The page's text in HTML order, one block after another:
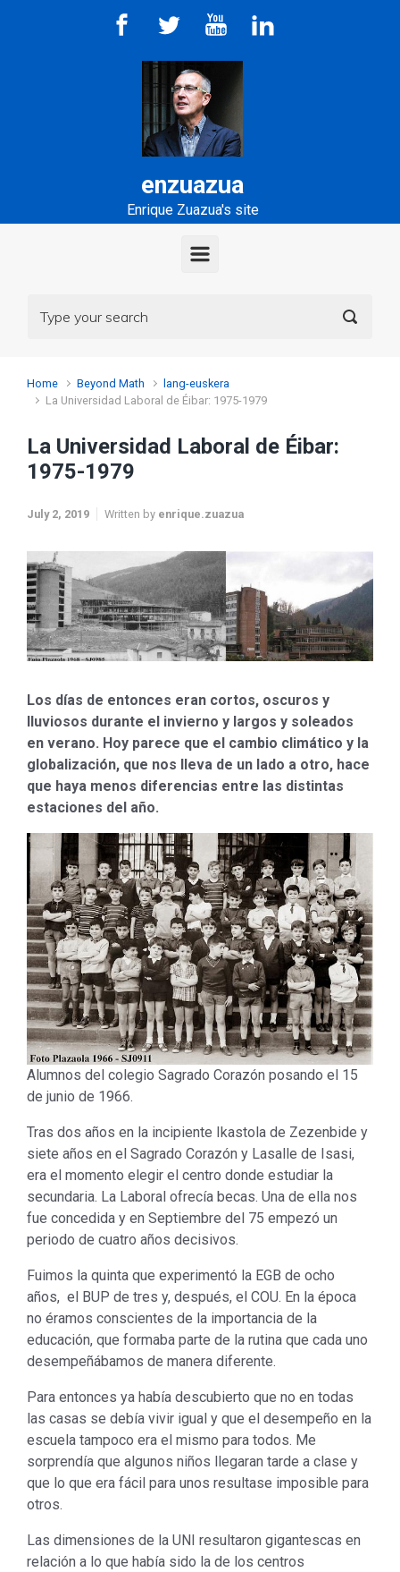
Skip to main content
enzuazua
Enrique Zuazua's site
Home Beyond Math
lang-euskera
La Universidad Laboral de Éibar: 1975-1979
La Universidad Laboral de Éibar:
1975-1979
July 2, 2019 Written by enrique.zuazua
Los días de entonces eran cortos, oscuros y
lluviosos durante el invierno y largos y soleados
en verano. Hoy parece que el cambio climático y la
globalización, que nos lleva de un lado a otro, hace
que haya menos diferencias entre las distintas
estaciones del año.
Alumnos del colegio Sagrado Corazón posando el 15
de junio de 1966.
Tras dos años en la incipiente Ikastola de Zezenbide y
siete años en el Sagrado Corazón y Lasalle de Isasi,
era el momento elegir el centro donde estudiar la
secundaria. La Laboral ofrecía becas. Una de ella nos
fue concedida y en Septiembre del 75 empezó un
periodo de cuatro años decisivos.
Fuimos la quinta que experimentó la EGB de ocho
años, el BUP de tres y, después, el COU. En la época
no éramos conscientes de la importancia de la
educación, que formaba parte de la rutina que cada uno
desempeñábamos de manera diferente.
Para entonces ya había descubierto que no en todas
las casas se debía vivir igual y que el desempeño en la
escuela tampoco era el mismo para todos. Me
sorprendía que algunos niños llegaran tarde a clase y
que lo que era fácil para unos resultase imposible para
otros.
Las dimensiones de la UNI resultaron gigantescas en
relación a lo que había sido la de los centros